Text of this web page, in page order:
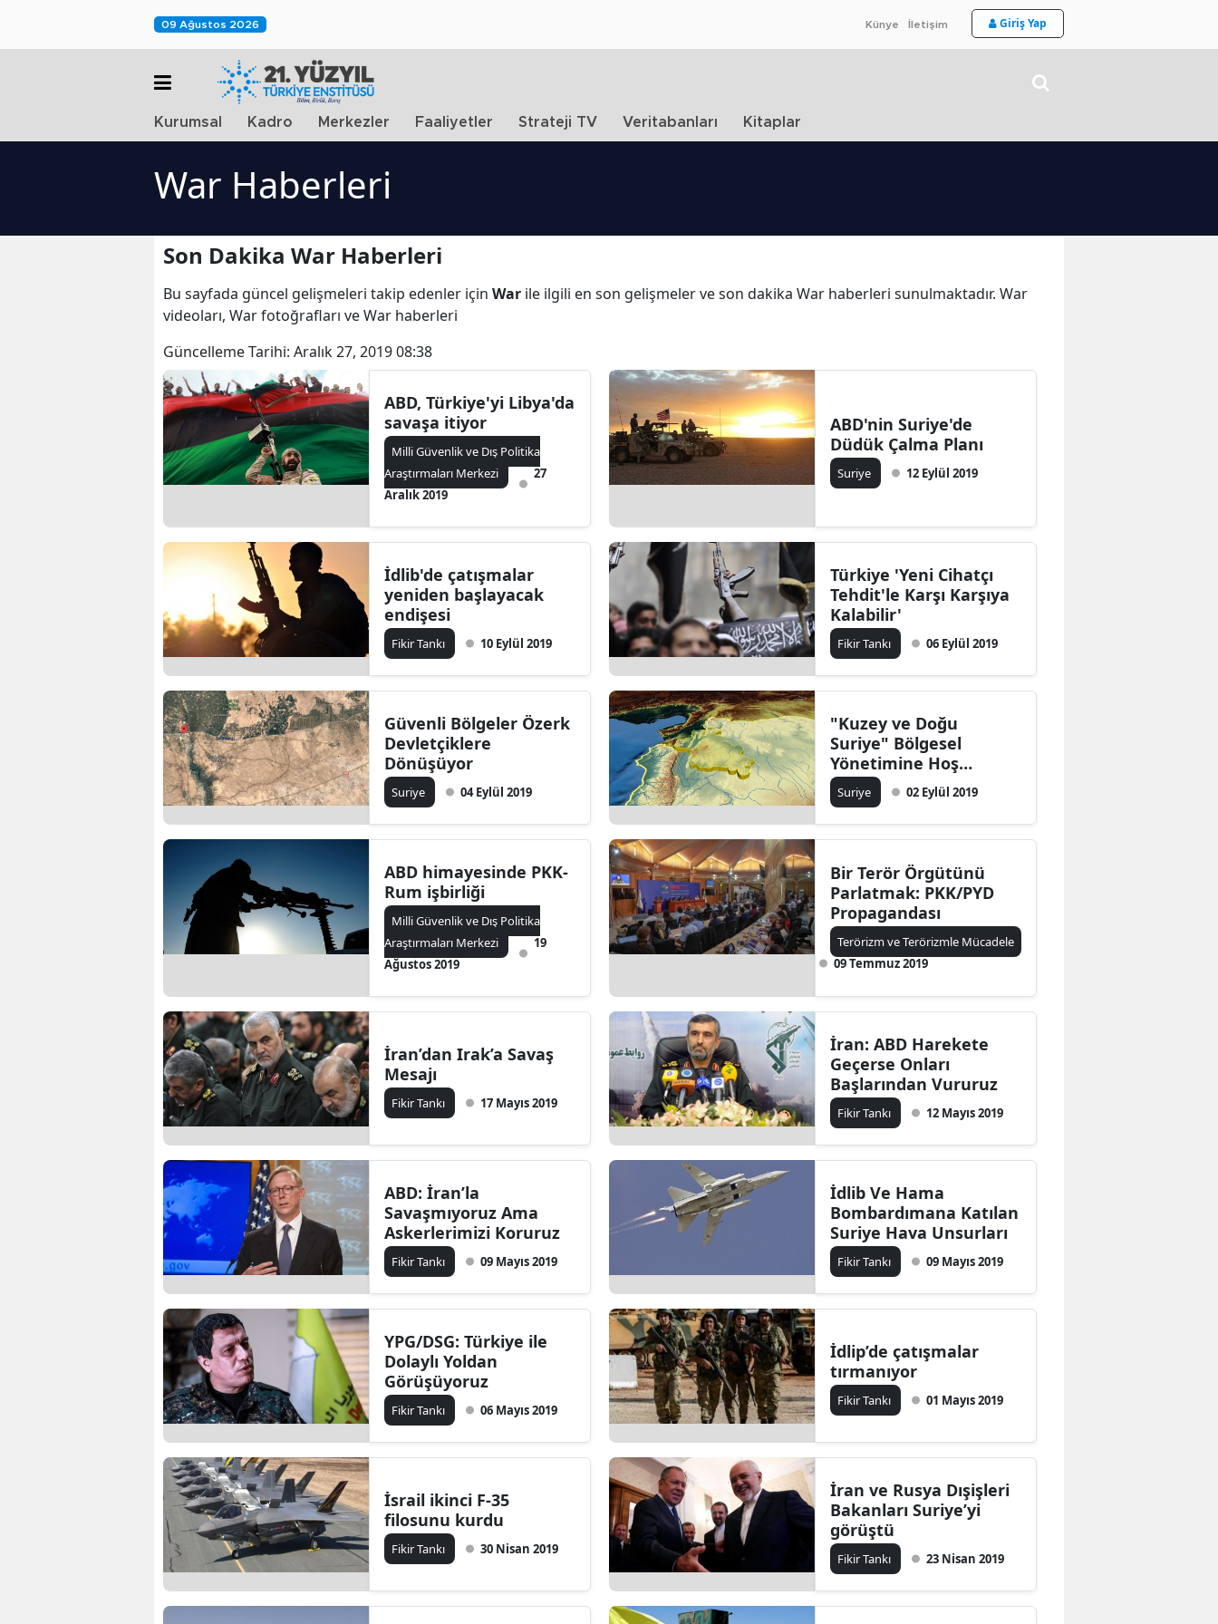
09 Ağustos 2026 Künye İletişim Giriş Yap
Kurumsal Kadro Merkezler Faaliyetler Strateji TV Veritabanları Kitaplar
War Haberleri
Son Dakika War Haberleri
Bu sayfada güncel gelişmeleri takip edenler için War ile ilgili en son gelişmeler ve son dakika War haberleri sunulmaktadır. War
videoları, War fotoğrafları ve War haberleri
Güncelleme Tarihi: Aralık 27, 2019 08:38
ABD, Türkiye'yi Libya'da
savaşa itiyor
Milli Güvenlik ve Dış Politika
Araştırmaları Merkezi
27
Aralık 2019
ABD'nin Suriye'de
Düdük Çalma Planı
Suriye 12 Eylül 2019
İdlib'de çatışmalar
yeniden başlayacak
endişesi
Fikir Tankı 10 Eylül 2019
Türkiye 'Yeni Cihatçı
Tehdit'le Karşı Karşıya
Kalabilir'
Fikir Tankı 06 Eylül 2019
Güvenli Bölgeler Özerk
Devletçiklere
Dönüşüyor
Suriye 04 Eylül 2019
"Kuzey ve Doğu
Suriye" Bölgesel
Yönetimine Hoş
Geldiniz !
Suriye 02 Eylül 2019
ABD himayesinde PKK-
Rum işbirliği
Milli Güvenlik ve Dış Politika
Araştırmaları Merkezi
19
Ağustos 2019
Bir Terör Örgütünü
Parlatmak: PKK/PYD
Propagandası
Terörizm ve Terörizmle Mücadele
09 Temmuz 2019
İran’dan Irak’a Savaş
Mesajı
Fikir Tankı 17 Mayıs 2019
İran: ABD Harekete
Geçerse Onları
Başlarından Vururuz
Fikir Tankı 12 Mayıs 2019
ABD: İran’la
Savaşmıyoruz Ama
Askerlerimizi Koruruz
Fikir Tankı 09 Mayıs 2019
İdlib Ve Hama
Bombardımana Katılan
Suriye Hava Unsurları
Fikir Tankı 09 Mayıs 2019
YPG/DSG: Türkiye ile
Dolaylı Yoldan
Görüşüyoruz
Fikir Tankı 06 Mayıs 2019
İdlip’de çatışmalar
tırmanıyor
Fikir Tankı 01 Mayıs 2019
İsrail ikinci F-35
filosunu kurdu
Fikir Tankı 30 Nisan 2019
İran ve Rusya Dışişleri
Bakanları Suriye’yi
görüştü
Fikir Tankı 23 Nisan 2019